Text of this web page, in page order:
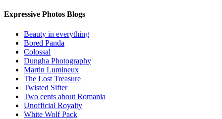
Expressive Photos Blogs
Beauty in everything
Bored Panda
Colossal
Dungha Photography
Martin Lumineux
The Lost Treasure
Twisted Sifter
Two cents about Romania
Unofficial Royalty
White Wolf Pack